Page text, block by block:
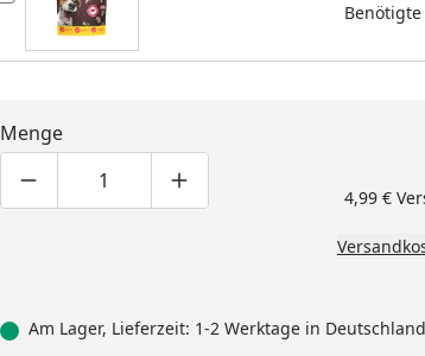
Menge
Produktmenge um eins verringern
Produktmenge manuell eingeben
Produktmenge um eins
4,99 €
Am Lager, Lieferzeit: 1-2 Werktage in Deutschland